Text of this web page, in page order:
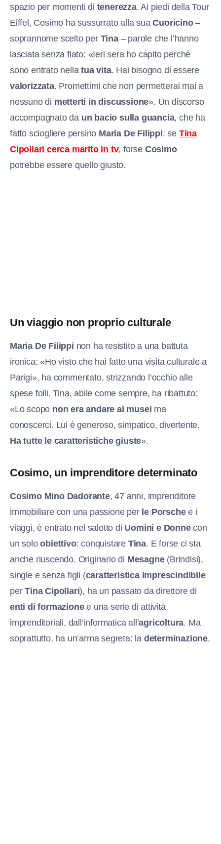
spazio per momenti di tenerezza. Ai piedi della Tour
Eiffel, Cosimo ha sussurrato alla suaCuoricino–
soprannome scelto per Tina– parole che l’hanno
lasciata senza fiato: «Ieri sera ho capito perché
sono entrato nellatua vita. Hai bisogno di essere
valorizzata. Promettimi che non permetterai mai a
nessuno di metterti in discussione». Un discorso
accompagnato da un bacio sulla guancia, che ha
fatto sciogliere persino Maria De Filippi: se Tina
Cipollari cerca marito in tv, forse Cosimo
potrebbe essere quello giusto.
Un viaggio non proprio culturale
Maria De Filippi non ha resistito a una battuta
ironica: «Ho visto che hai fatto una visita culturale a
Parigi», ha commentato, strizzando l’occhio alle
spese folli. Tina, abile come sempre, ha ribattuto:
«Lo scopo non era andare ai musei ma
conoscerci. Lui è generoso, simpatico, divertente.
Ha tutte le caratteristiche giuste».
Cosimo, un imprenditore determinato
Cosimo Mino Dadorante, 47 anni, imprenditore
immobiliare con una passione per le Porschee i
viaggi, è entrato nel salotto di Uomini e Donnecon
un soloobiettivo: conquistare Tina. E forse ci sta
anche riuscendo. Originario di Mesagne(Brindisi),
single e senza figli (caratteristica imprescindibile
perTina Cipollari), ha un passato da direttore di
enti di formazionee una serie di attività
imprenditoriali, dall’informatica all’agricoltura. Ma
soprattutto, ha un’arma segreta: la determinazione.